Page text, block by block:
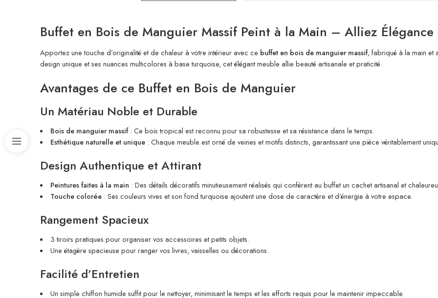
Buffet en Bois de Manguier Massif Peint à la Main – Alliez
Apportez une touche d’originalité et de chaleur à votre intérieur avec ce buffet en bois de manguier massif, fabriqué à la main et
design unique et ses nuances multicolores à base turquoise, cet élégant meuble allie beauté artisanale et praticité.
Avantages de ce Buffet en Bois de Manguier
Un Matériau Noble et Durable
Bois de manguier massif: Ce bois tropical est reconnu pour sa robustesse et sa résistance dans le temps.
Esthétique naturelle et unique: Chaque meuble est orné de veines et motifs distincts, garantissant une pièce véritablement
Design Authentique et Attirant
Peintures faites à la main : Des détails décoratifs minutieusement réalisés qui confèrent au buffet un cachet artisanal et
Touche colorée: Ses couleurs vives et son fond turquoise ajoutent une dose de caractère et d’énergie à votre espace.
Rangement Spacieux
3 tiroirs pratiques pour organiser vos accessoires et petits objets.
Une étagère spacieuse pour ranger vos livres, vaisselles ou décorations.
Facilité d’Entretien
Un simple chiffon humide suffit pour le nettoyer, minimisant le temps et les efforts requis pour le maintenir impeccable.